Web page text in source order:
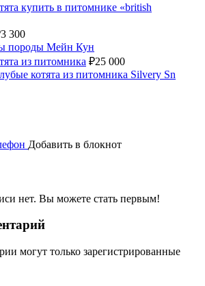
купить в питомнике «british
3 300
породы Мейн Кун
из питомника ₽25 000
котята из питомника Silvery Sn
Добавить в блокнот
нет. Вы можете стать первым!
могут только зарегистрированные